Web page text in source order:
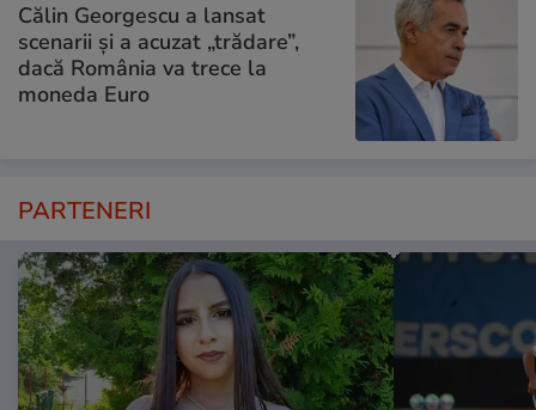
Călin Georgescu a lansat
scenarii și a acuzat „trădare”,
dacă România va trece la
moneda Euro
PARTENERI